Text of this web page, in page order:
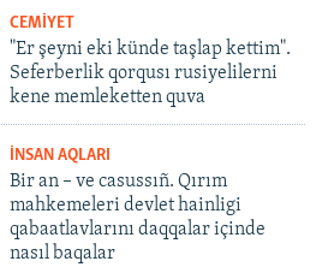
CEMİYET
"Er şeyni eki künde taşlap kettim".
Seferberlik qorqusı rusiyelilerni
kene memleketten quva
İNSAN AQLARI
Bir an – ve casussıñ. Qırım
mahkemeleri devlet hainligi
qabaatlavlarını daqqalar içinde
nasıl baqalar